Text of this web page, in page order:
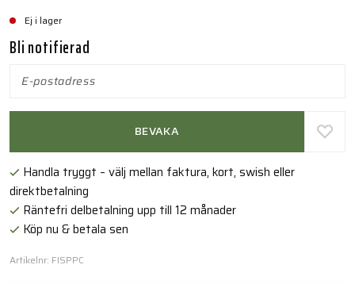
Ej i lager
Bli notifierad
BEVAKA
Handla tryggt – välj mellan faktura, kort, swish eller
direktbetalning
Räntefri delbetalning upp till 12 månader
Köp nu & betala sen
Artikelnr: FISPPC